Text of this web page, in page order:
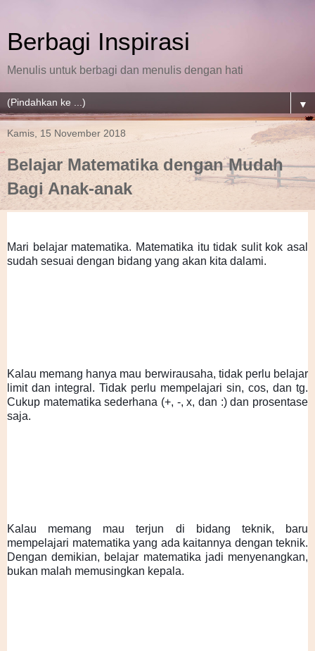
Berbagi Inspirasi
Menulis untuk berbagi dan menulis dengan hati
▼
Kamis, 15 November 2018
Belajar Matematika dengan Mudah
Bagi Anak-anak
Mari belajar matematika. Matematika itu tidak sulit kok asal
sudah sesuai dengan bidang yang akan kita dalami.
Kalau memang hanya mau berwirausaha, tidak perlu belajar
limit dan integral. Tidak perlu mempelajari sin, cos, dan tg.
Cukup matematika sederhana (+, -, x, dan :) dan prosentase
saja.
Kalau memang mau terjun di bidang teknik, baru
mempelajari matematika yang ada kaitannya dengan teknik.
Dengan demikian, belajar matematika jadi menyenangkan,
bukan malah memusingkan kepala.